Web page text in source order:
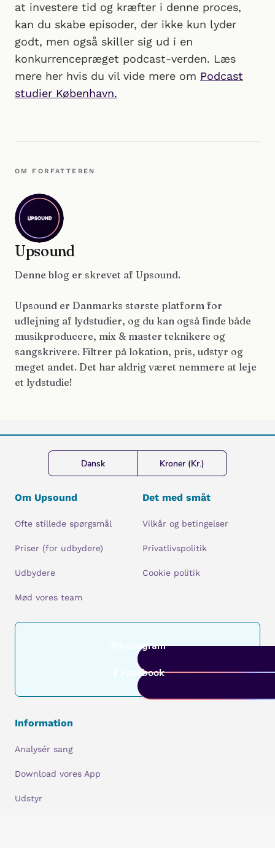
at investere tid og kræfter i denne proces,
kan du skabe episoder, der ikke kun lyder
godt, men også skiller sig ud i en
konkurrencepræget podcast-verden. Læs
mere her hvis du vil vide mere om Podcast
studier København.
OM FORFATTEREN
Upsound
Denne blog er skrevet af Upsound.
Upsound er Danmarks største platform for
udlejning af lydstudier, og du kan også finde både
musikproducere, mix & master teknikere og
sangskrivere. Filtrer på lokation, pris, udstyr og
meget andet. Det har aldrig været nemmere at leje
et lydstudie!
Dansk Kroner (Kr.)
Om Upsound
Ofte stillede spørgsmål
Priser (for udbydere)
Udbydere
Mød vores team
Det med småt
Vilkår og betingelser
Privatlivspolitik
Cookie politik
Instagram
Facebook
Information
Analysér sang
Download vores App
Udstyr